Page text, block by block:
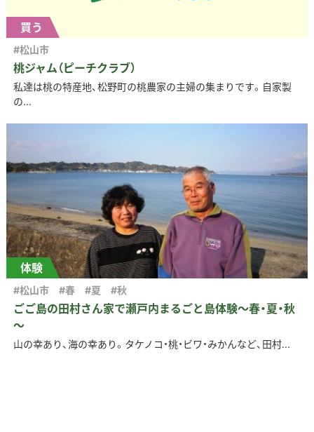
買う
桃ジャム（ピーチクラブ）
#松山市
私達は桃の特産地、松野町の桃農家の主婦の集まりです。自家製
の...
体験
ごご島の田村さん家で瀬戸内まるごと島体験～春・夏・秋
～
#松山市 #春 #夏 #秋
山の幸あり、海の幸あり。タケノコ・桃・ビワ・みかんなど、田村...